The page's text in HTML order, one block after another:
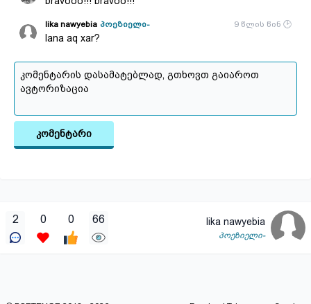
lika nawyebia პოეზიელი- 9 წლის წინ
lana aq xar?
კომენტარი
2 0 0 66 lika nawyebia
პოეზიელი-